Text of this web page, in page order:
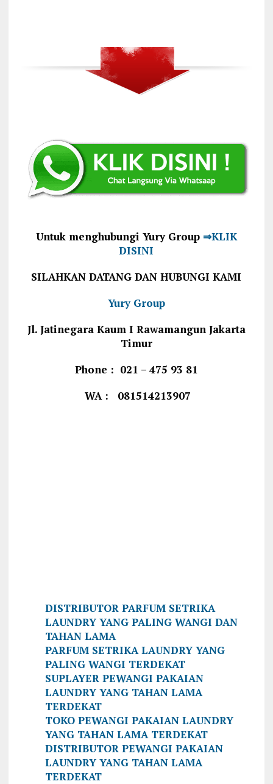
Untuk menghubungi Yury Group⇒KLIK
DISINI
SILAHKAN DATANG DAN HUBUNGI KAMI
Yury Group
Jl. Jatinegara Kaum I Rawamangun Jakarta
Timur
Phone : 021 – 475 93 81
WA : 081514213907
DISTRIBUTOR PARFUM SETRIKA
LAUNDRY YANG PALING WANGI DAN
TAHAN LAMA
PARFUM SETRIKA LAUNDRY YANG
PALING WANGI TERDEKAT
SUPLAYER PEWANGI PAKAIAN
LAUNDRY YANG TAHAN LAMA
TERDEKAT
TOKO PEWANGI PAKAIAN LAUNDRY
YANG TAHAN LAMA TERDEKAT
DISTRIBUTOR PEWANGI PAKAIAN
LAUNDRY YANG TAHAN LAMA
TERDEKAT